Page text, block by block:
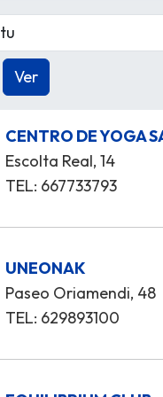
CENTRO DE YOGA
Escolta Real, 14
TEL: 667733793
UNEONAK
Paseo Oriamendi, 48
TEL: 629893100